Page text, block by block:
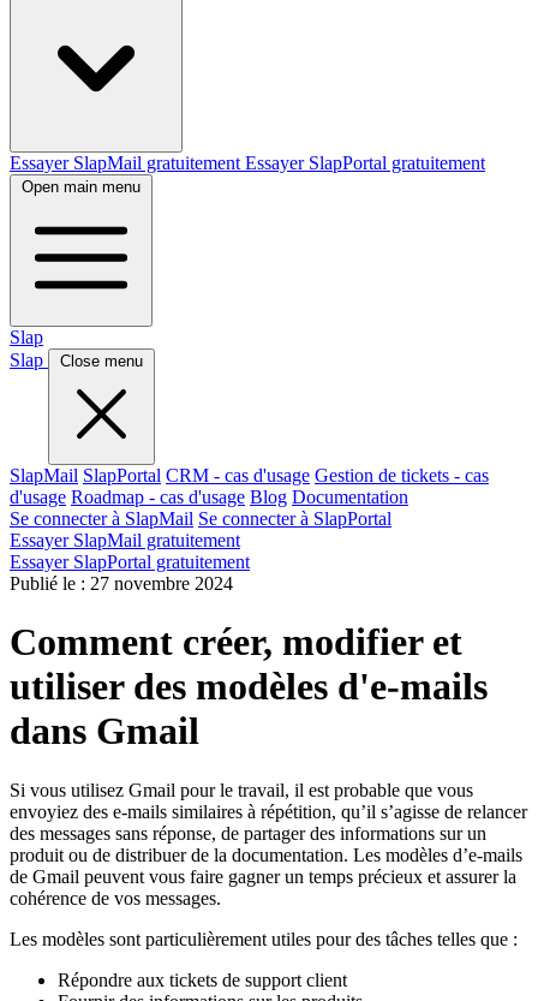
Essayer SlapMail gratuitement Essayer SlapPortal gratuitement
Open main menu
Slap
Slap
Close menu
SlapMail SlapPortal CRM - cas d'usage Gestion de tickets - cas
d'usage Roadmap - cas d'usage Blog Documentation
Se connecter à SlapMail Se connecter à SlapPortal
Essayer SlapMail gratuitement
Essayer SlapPortal gratuitement
Publié le : 27 novembre 2024
Comment créer, modifier et
utiliser des modèles d'e-mails
dans Gmail
Si vous utilisez Gmail pour le travail, il est probable que vous
envoyiez des e-mails similaires à répétition, qu’il s’agisse de relancer
des messages sans réponse, de partager des informations sur un
produit ou de distribuer de la documentation. Les modèles d’e-mails
de Gmail peuvent vous faire gagner un temps précieux et assurer la
cohérence de vos messages.
Les modèles sont particulièrement utiles pour des tâches telles que :
Répondre aux tickets de support client